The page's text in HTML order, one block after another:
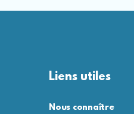
Liens utiles
Nous connaître